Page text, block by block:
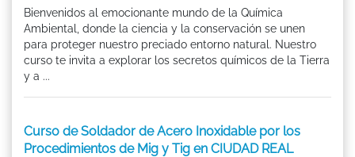
Bienvenidos al emocionante mundo de la Química
Ambiental, donde la ciencia y la conservación se unen
para proteger nuestro preciado entorno natural. Nuestro
curso te invita a explorar los secretos químicos de la Tierra
y a ...
Curso de Soldador de Acero Inoxidable por los
Procedimientos de Mig y Tig en CIUDAD REAL